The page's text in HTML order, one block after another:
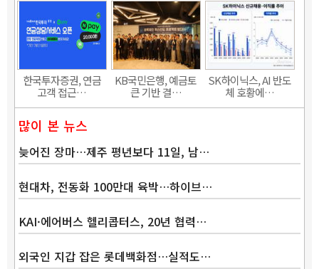
한국투자증권, 연금
고객 접근…
KB국민은행, 예금토
큰 기반 결…
SK하이닉스, AI 반도
체 호황에…
많이 본 뉴스
늦어진 장마…제주 평년보다 11일, 남…
현대차, 전동화 100만대 육박…하이브…
KAI·에어버스 헬리콥터스, 20년 협력…
외국인 지갑 잡은 롯데백화점…실적도…